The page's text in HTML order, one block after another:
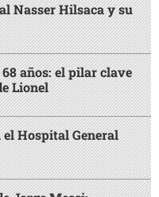
Nasser Hilsaca y su
años: el pilar clave
Lionel
Hospital General